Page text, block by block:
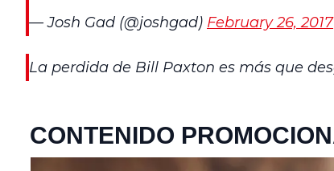
— Josh Gad (@joshgad) February 26, 2017
La perdida de Bill Paxton es más que